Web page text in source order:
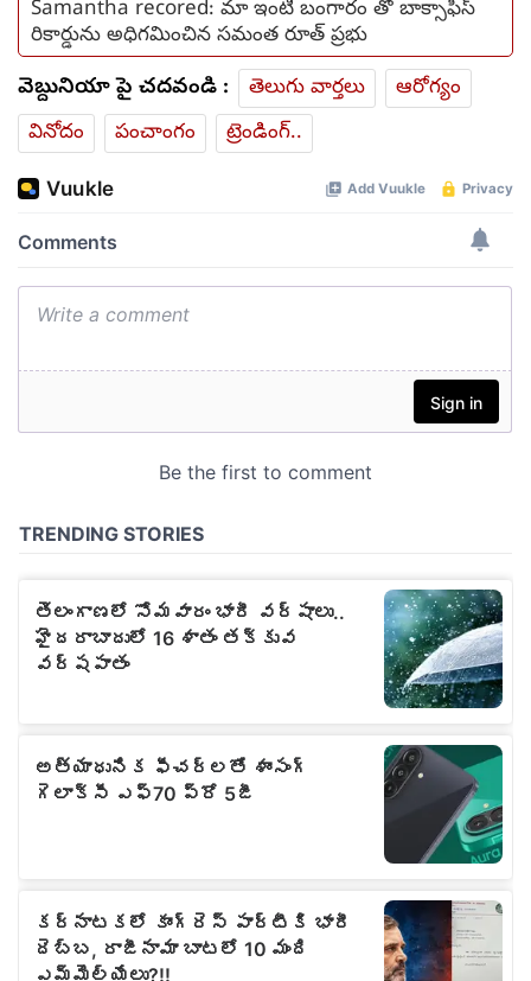
Samantha recored: మా ఇంటి బంగారం తో బాక్సాఫీస్
రికార్డును అధిగమించిన సమంత రూత్ ప్రభు
వెబ్దునియా పై చదవండి : తెలుగు వార్తలు
ఆరోగ్యం
వినోదం
పంచాంగం ట్రెండింగ్..